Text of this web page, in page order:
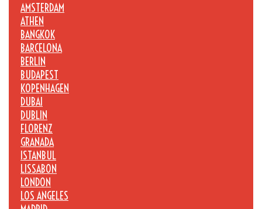
AMSTERDAM
ATHEN
BANGKOK
BARCELONA
BERLIN
BUDAPEST
KOPENHAGEN
DUBAI
DUBLIN
FLORENZ
GRANADA
ISTANBUL
LISSABON
LONDON
LOS ANGELES